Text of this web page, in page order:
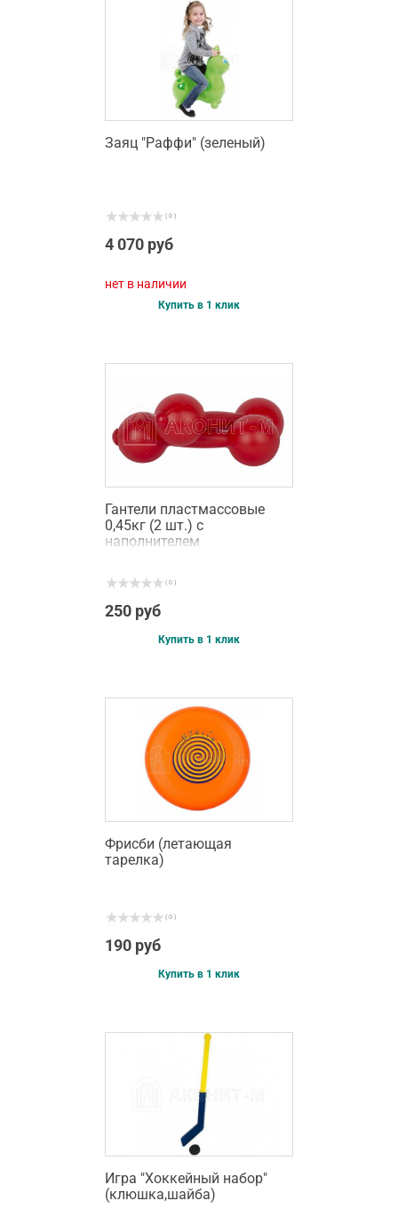
Заяц "Раффи" (зеленый)
( 0 )
4 070 руб
нет в наличии
Купить в 1 клик
Гантели пластмассовые
0,45кг (2 шт.) с
наполнителем
( 0 )
250 руб
Купить в 1 клик
Фрисби (летающая
тарелка)
( 0 )
190 руб
Купить в 1 клик
Игра "Хоккейный набор"
(клюшка,шайба)